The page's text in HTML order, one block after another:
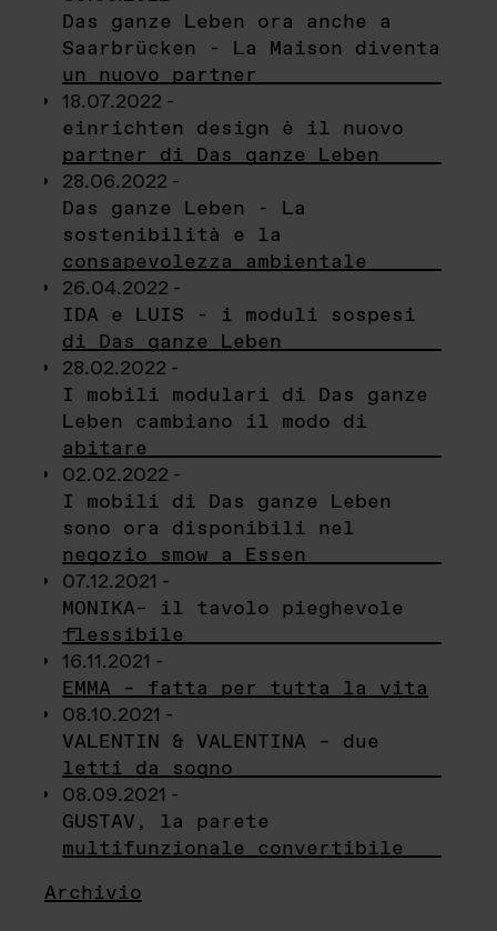
Das ganze Leben ora anche a
Saarbrücken - La Maison diventa
un nuovo partner
18.07.2022 -
einrichten design è il nuovo
partner di Das ganze Leben
28.06.2022 -
Das ganze Leben - La
sostenibilità e la
consapevolezza ambientale
26.04.2022 -
IDA e LUIS - i moduli sospesi
di Das ganze Leben
28.02.2022 -
I mobili modulari di Das ganze
Leben cambiano il modo di
abitare
02.02.2022 -
I mobili di Das ganze Leben
sono ora disponibili nel
negozio smow a Essen
07.12.2021 -
MONIKA– il tavolo pieghevole
flessibile
16.11.2021 -
EMMA – fatta per tutta la vita
08.10.2021 -
VALENTIN & VALENTINA – due
letti da sogno
08.09.2021 -
GUSTAV, la parete
multifunzionale convertibile
Archivio